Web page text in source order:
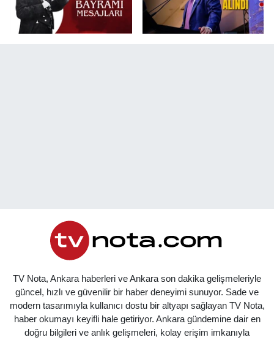
TV Nota, Ankara haberleri ve Ankara son dakika gelişmeleriyle
güncel, hızlı ve güvenilir bir haber deneyimi sunuyor. Sade ve
modern tasarımıyla kullanıcı dostu bir altyapı sağlayan TV Nota,
haber okumayı keyifli hale getiriyor. Ankara gündemine dair en
doğru bilgileri ve anlık gelişmeleri, kolay erişim imkanıyla